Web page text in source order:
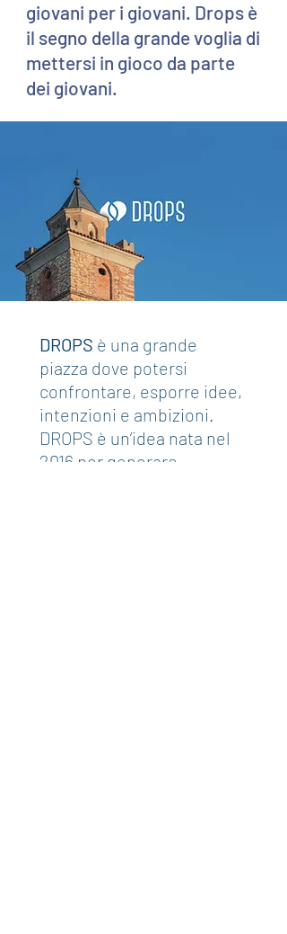
giovani per i giovani. Drops è
il segno della grande voglia di
mettersi in gioco da parte
dei giovani.
DROPS è una grande
piazza dove potersi
confrontare, esporre idee,
intenzioni e ambizioni.
DROPS è un’idea nata nel
2016 per generare